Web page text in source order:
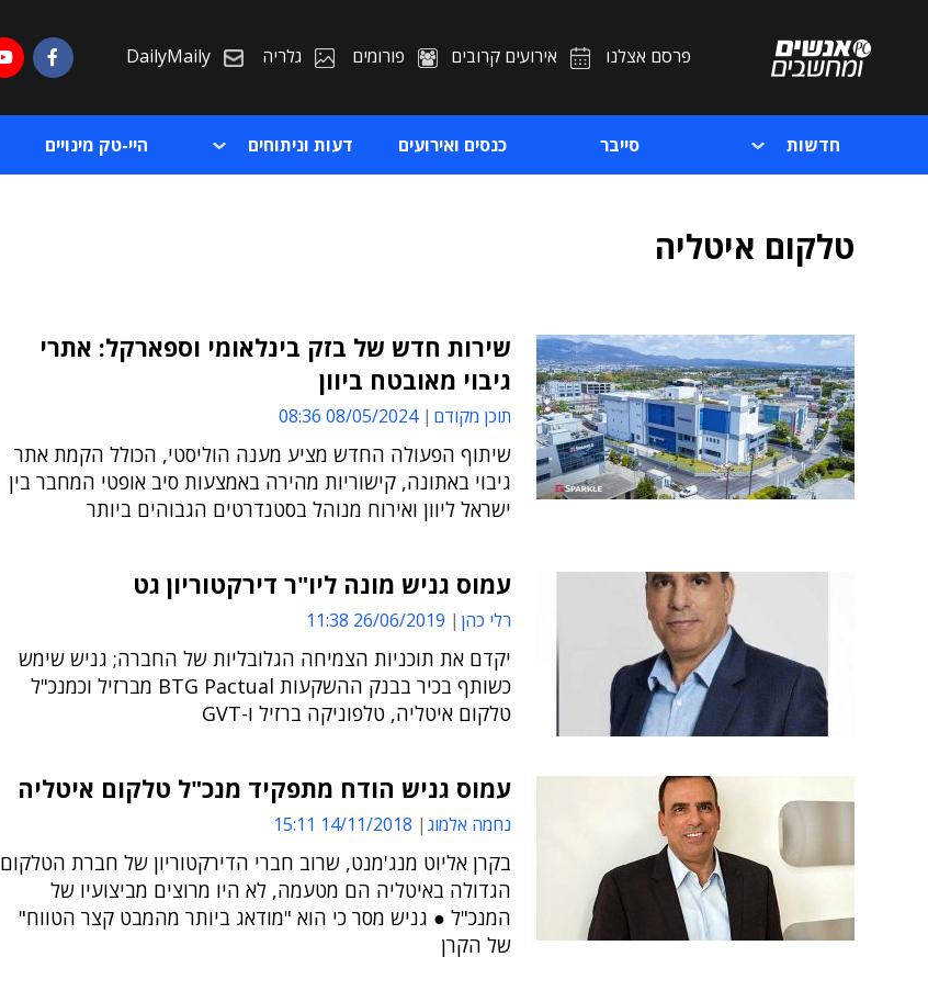
פרסם אצלנו אירועים קרובים פורומים גלריה DailyMaily
חדשות סייבר כנסים ואירועים דעות וניתוחים היי-טק מינויים
טלקום איטליה
שירות חדש של בזק בינלאומי וספארקל: אתרי
גיבוי מאובטח ביוון
תוכן מקודם 08/05/2024 08:36
שיתוף הפעולה החדש מציע מענה הוליסטי, הכולל הקמת אתר
גיבוי באתונה, קישוריות מהירה באמצעות סיב אופטי המחבר בין
ישראל ליוון ואירוח מנוהל בסטנדרטים הגבוהים ביותר
עמוס גניש מונה ליו"ר דירקטוריון גט
רלי כהן 26/06/2019 11:38
יקדם את תוכניות הצמיחה הגלובליות של החברה; גניש שימש
כשותף בכיר בבנק ההשקעות BTG Pactual מברזיל וכמנכ"ל
טלקום איטליה, טלפוניקה ברזיל ו-GVT
עמוס גניש הודח מתפקיד מנכ"ל טלקום איטליה
נחמה אלמוג 14/11/2018 15:11
בקרן אליוט מנג'מנט, שרוב חברי הדירקטוריון של חברת הטלקום
הגדולה באיטליה הם מטעמה, לא היו מרוצים מביצועיו של
המנכ"ל ● גניש מסר כי הוא "מודאג ביותר מהמבט קצר הטווח"
של הקרן